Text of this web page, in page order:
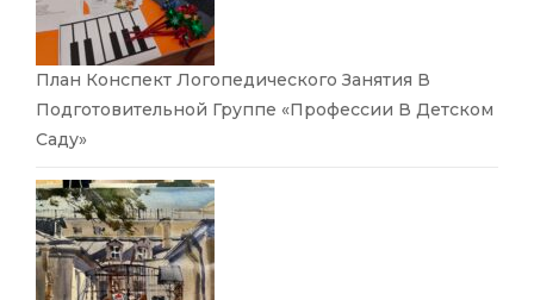
План Конспект Логопедического Занятия В
Подготовительной Группе «Профессии В Детском
Саду»